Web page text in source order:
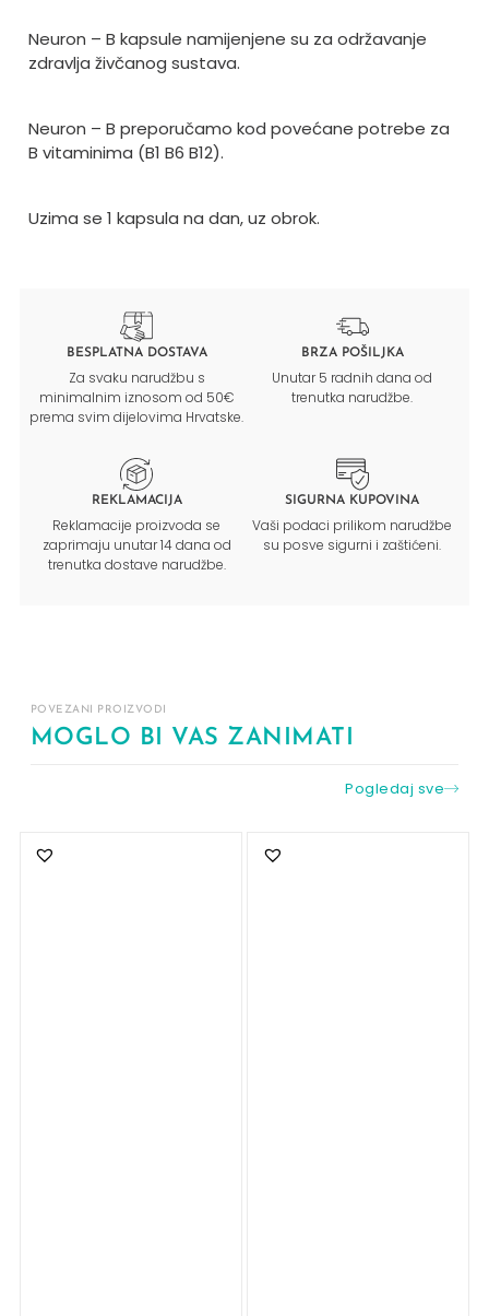
Neuron – B kapsule namijenjene su za održavanje
zdravlja živčanog sustava.
Neuron – B preporučamo kod povećane potrebe za
B vitaminima (B1 B6 B12).
Uzima se 1 kapsula na dan, uz obrok.
BESPLATNA DOSTAVA
Za svaku narudžbu s
minimalnim iznosom od 50€
prema svim dijelovima Hrvatske.
BRZA POŠILJKA
Unutar 5 radnih dana od
trenutka narudžbe.
REKLAMACIJA
Reklamacije proizvoda se
zaprimaju unutar 14 dana od
trenutka dostave narudžbe.
SIGURNA KUPOVINA
Vaši podaci prilikom narudžbe
su posve sigurni i zaštićeni.
POVEZANI PROIZVODI
MOGLO BI VAS ZANIMATI
Pogledaj sve